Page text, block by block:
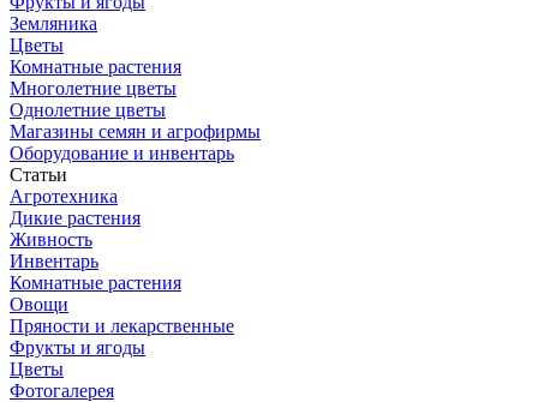
Земляника
Цветы
Комнатные растения
Многолетние цветы
Однолетние цветы
Магазины семян и агрофирмы
Оборудование и инвентарь
Статьи
Агротехника
Дикие растения
Живность
Инвентарь
Комнатные растения
Овощи
Пряности и лекарственные
Фрукты и ягоды
Цветы
Фотогалерея